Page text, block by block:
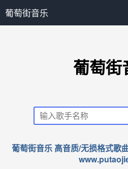
葡萄街音乐
葡萄街
葡萄街音乐 高音质/无损格式歌